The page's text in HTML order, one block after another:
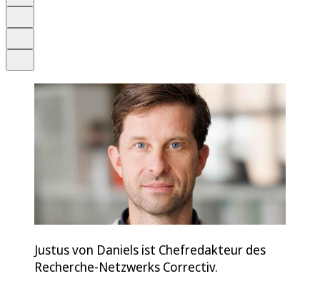
Justus von Daniels ist Chefredakteur des
Recherche-Netzwerks Correctiv.